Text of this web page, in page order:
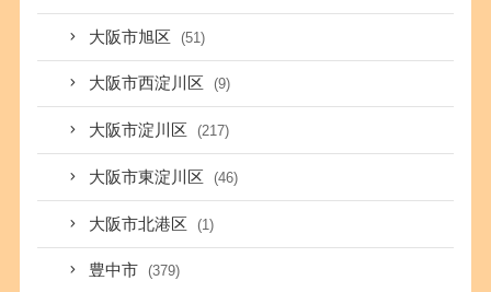
大阪市旭区 (51)
大阪市西淀川区 (9)
大阪市淀川区 (217)
大阪市東淀川区 (46)
大阪市北港区 (1)
豊中市 (379)